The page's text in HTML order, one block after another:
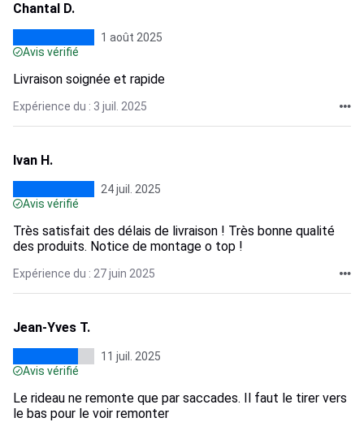
Chantal D.
1 août 2025
Avis vérifié
Livraison soignée et rapide
Expérience du : 3 juil. 2025
Ivan H.
24 juil. 2025
Avis vérifié
Très satisfait des délais de livraison ! Très bonne qualité
des produits. Notice de montage o top !
Expérience du : 27 juin 2025
Jean-Yves T.
11 juil. 2025
Avis vérifié
Le rideau ne remonte que par saccades. Il faut le tirer vers
le bas pour le voir remonter